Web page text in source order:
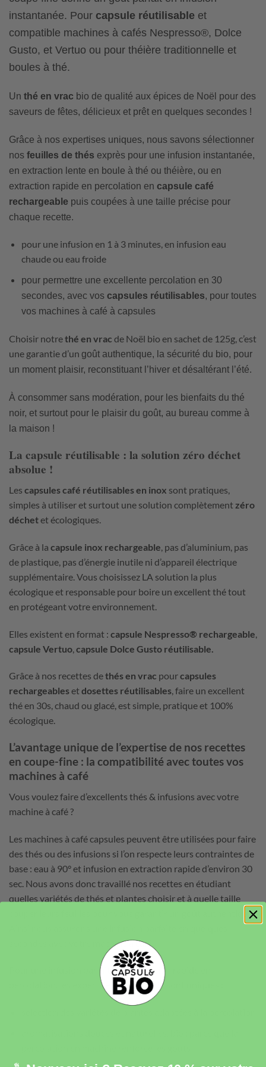
instantanée. Pour capsule réutilisable et
compatible machines à cafés Nespresso®, Dolce
Gusto, et Vertuo ou pour théière traditionnelle et
boules à thé.
Un thé en vrac bio de qualité aux épices de Noël pour des
saveurs de fêtes, délicieux et prêt en quelques secondes !
Grâce à nos expertises uniques, nous savons sélectionner
nos feuilles de thés exprès pour une infusion instantanée,
en extraction lente en boule à thé ou théière, ou en
extraction rapide en percolation en capsule café
rechargeable puis coupées à une taille précise pour
chaque recette.
pour une infusion en 1 à 3 minutes, en infusion eau
chaude ou eau froide
pour permettre une excellente percolation en 30
secondes, avec vos capsules réutilisables, pour toutes
vos machines à café à capsules
Choisir notrethé en vrac de Noël bio en sachet de 125g, c’est
une garantie d’un goût authentique, la sécurité du bio, pour
un moment plaisir, reconstituant l’hiver et désaltérant l’été.
À consommer sans modération, pour les bienfaits du thé
noir, et surtout pour le plaisir du goût, au bureau comme à
la maison !
La capsule réutilisable : la solution zéro déchet
absolue !
Les capsules café réutilisables en inox sont pratiques,
simples à utiliser et surtout une solution complètement zéro
déchetet écologiques.
Grâce à la capsule inox rechargeable, pas d’aluminium, pas
de plastique, pas d’énergie inutile ni d’appareil électrique
supplémentaire. Vous choisissez LA solution la plus
écologique et responsable pour boire un excellent thé tout
en protégeant votre environnement.
Elles existent en format : capsule Nespresso® rechargeable
capsule Vertuo capsule Dolce Gusto réutilisable.
Grâce à nos recettes dethés en vrac pourcapsules
rechargeablesetdosettes réutilisables, faire un excellent
thé en 30s, chaud ou glacé, est simple, pratique et 100%
écologique.
L’avantage unique de l’expertise de nos recettes
en coupe-fine : la compatibilité avec toutes vos
machines à café
Vous voulez faire d’excellents thés & infusions avec votre
machine à café ?
Les machines à café capsules peuvent être utilisées pour faire
des thés ou des infusions si l’on respecte leurs contraintes de
base : eau à 90° et infusion en extraction rapide d’environ 30
sec. Nous avons donc travaillé nos recettes en étudiant
quelles variétés de thés et plantes choisir et à quelle taille
couper leurs feuilles pour vous garantir un goût authentique.
secondes avec votre machine à café
Pour une infusion parfaite en extraction rapide en
percolation, les expertises Capsul&bio sont uniques :